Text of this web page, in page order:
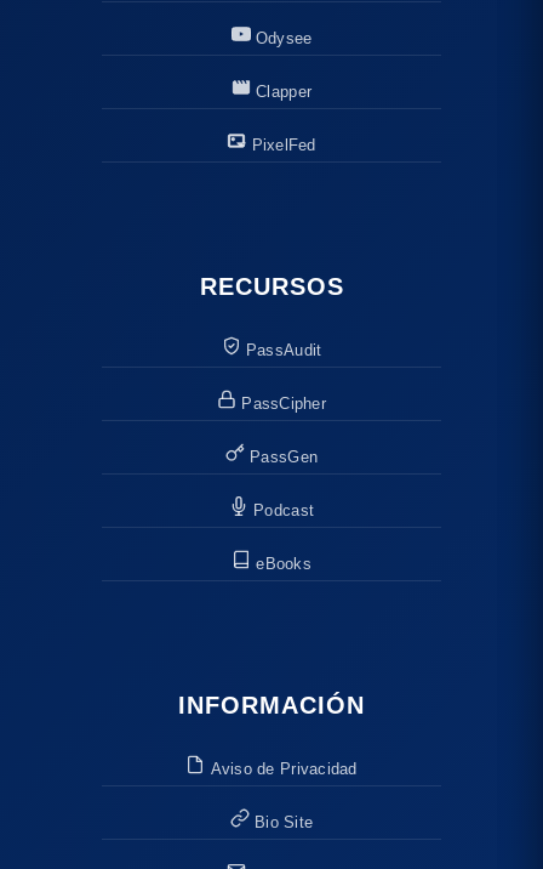
Odysee
Clapper
PixelFed
RECURSOS
PassAudit
PassCipher
PassGen
Podcast
eBooks
INFORMACIÓN
Aviso de Privacidad
Bio Site